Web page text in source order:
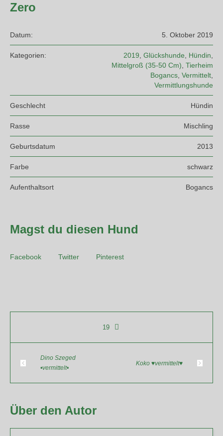
Zero
Datum: 5. Oktober 2019
Kategorien: 2019 Glückshunde Hündin
Mittelgroß (35-50 Cm) Tierheim
Bogancs Vermittelt
Vermittlungshunde
Geschlecht Hündin
Rasse Mischling
Geburtsdatum 2013
Farbe schwarz
Aufenthaltsort Bogancs
Magst du diesen Hund
Facebook Twitter Pinterest
19
Dino Szeged
•vermittelt•
Koko ♥vermittelt♥
Über den Autor